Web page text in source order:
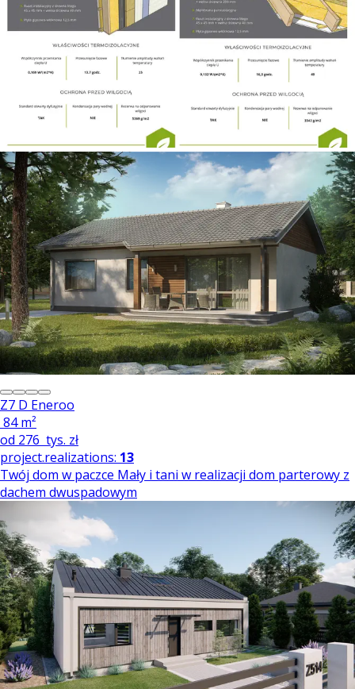
Z7 D Eneroo
84 m²
od 276 tys. zł
project.realizations: 13
Twój dom w paczce Mały i tani w realizacji dom parterowy z
dachem dwuspadowym